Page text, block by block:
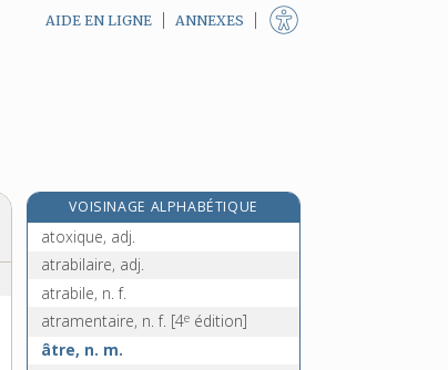
AIDE EN LIGNE ANNEXES
VOISINAGE ALPHABÉTIQUE
atout, n. m.
atoxique, adj.
atrabilaire, adj.
atrabile, n. f.
atramentaire, n. f. [4e édition]
âtre, n. m.